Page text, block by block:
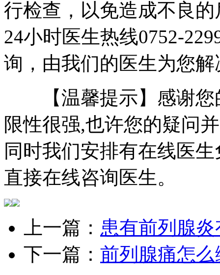
行检查，以免造成不良
24小时医生热线0752-
询，由我们的医生为您
【温馨提示】感谢您
限性很强,也许您的疑问
同时我们安排有在线医
直接在线咨询医生。
上一篇： 患有前列腺
下一篇： 前列腺痛怎